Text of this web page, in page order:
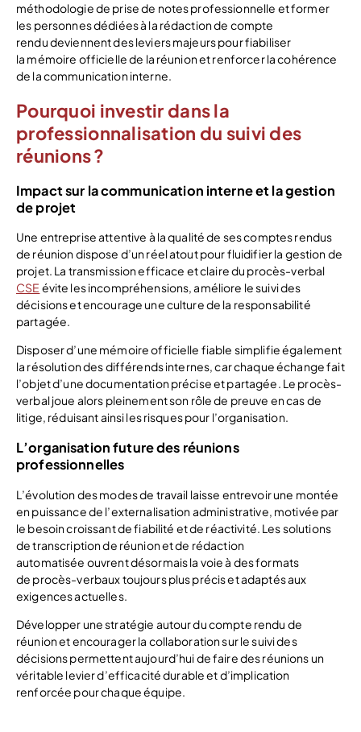
méthodologie de prise de notes professionnelle et former
les personnes dédiées à la rédaction de compte
rendu deviennent des leviers majeurs pour fiabiliser
la mémoire officielle de la réunion et renforcer la cohérence
de la communication interne.
Pourquoi investir dans la
professionnalisation du suivi des
réunions ?
Impact sur la communication interne et la gestion
de projet
Une entreprise attentive à la qualité de ses comptes rendus
de réunion dispose d’un réel atout pour fluidifier la gestion de
projet. La transmission efficace et claire du procès-verbal
CSE évite les incompréhensions, améliore le suivi des
décisions et encourage une culture de la responsabilité
partagée.
Disposer d’une mémoire officielle fiable simplifie également
la résolution des différends internes, car chaque échange fait
l’objet d’une documentation précise et partagée. Le procès-
verbal joue alors pleinement son rôle de preuve en cas de
litige, réduisant ainsi les risques pour l’organisation.
L’organisation future des réunions
professionnelles
L’évolution des modes de travail laisse entrevoir une montée
en puissance de l’externalisation administrative, motivée par
le besoin croissant de fiabilité et de réactivité. Les solutions
de transcription de réunion et de rédaction
automatisée ouvrent désormais la voie à des formats
de procès-verbaux toujours plus précis et adaptés aux
exigences actuelles.
Développer une stratégie autour du compte rendu de
réunion et encourager la collaboration sur le suivi des
décisions permettent aujourd’hui de faire des réunions un
véritable levier d’efficacité durable et d’implication
renforcée pour chaque équipe.